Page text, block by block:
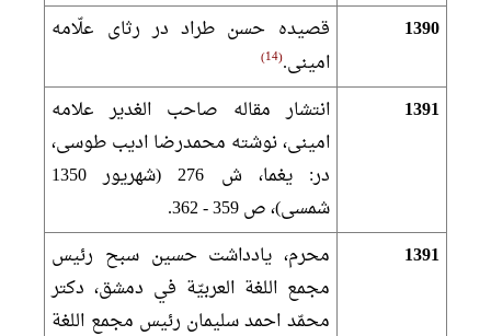
1390
قصيده حسن طراد در رثاى علّامه
امينى.14
1391
انتشار مقاله صاحب الغدير علامه
امينى، نوشته محمدرضا اديب طوسى،
در: يغما، ش 276 (شهريور 1350
شمسى)، ص 359 - 362.
1391
محرم، يادداشت حسين سبح رئيس
مجمع اللغة العربيّة في دمشق، دكتر
محمّد احمد سليمان رئيس مجمع اللغة